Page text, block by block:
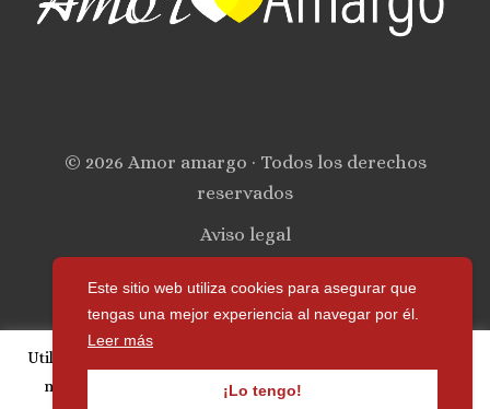
© 2026 Amor amargo · Todos los derechos
reservados
Aviso legal
Política de cookies
Utilizamos cookies para personalizar publicidad y analizar
nuestro tráfico. Si continúa navegando, acepta su uso.
Este sitio web utiliza cookies para asegurar que
tengas una mejor experiencia al navegar por él.
Leer más
¡Lo tengo!